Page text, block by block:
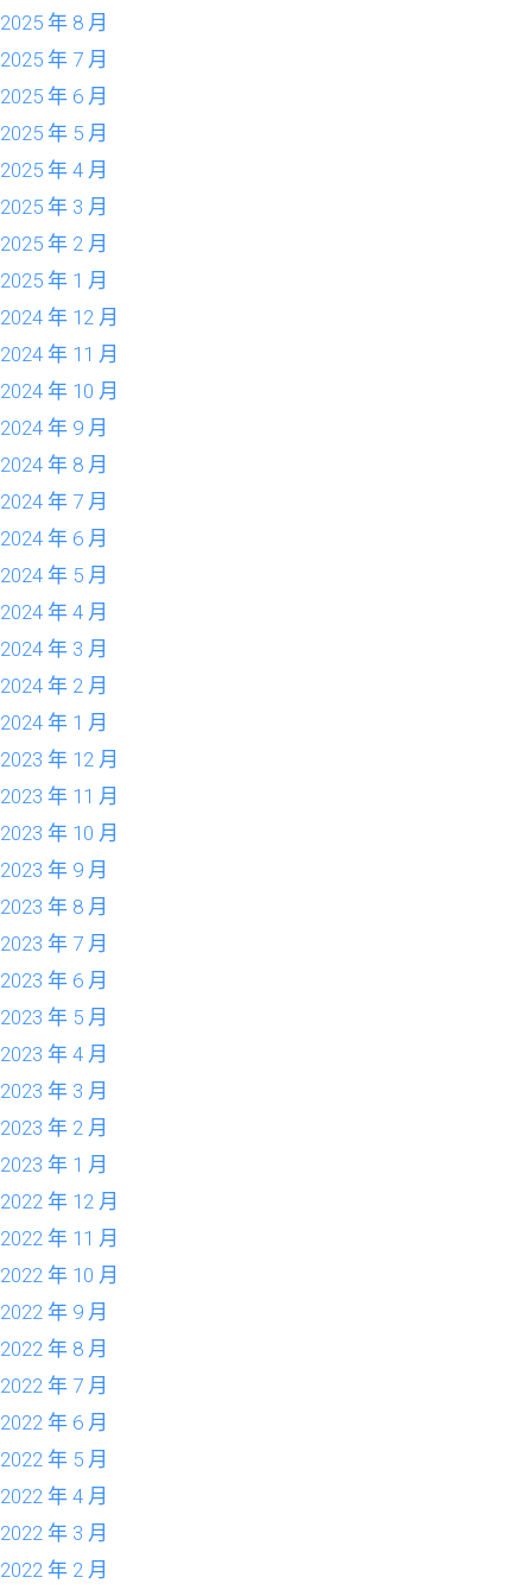
2025 年 8 月
2025 年 7 月
2025 年 6 月
2025 年 5 月
2025 年 4 月
2025 年 3 月
2025 年 2 月
2025 年 1 月
2024 年 12 月
2024 年 11 月
2024 年 10 月
2024 年 9 月
2024 年 8 月
2024 年 7 月
2024 年 6 月
2024 年 5 月
2024 年 4 月
2024 年 3 月
2024 年 2 月
2024 年 1 月
2023 年 12 月
2023 年 11 月
2023 年 10 月
2023 年 9 月
2023 年 8 月
2023 年 7 月
2023 年 6 月
2023 年 5 月
2023 年 4 月
2023 年 3 月
2023 年 2 月
2023 年 1 月
2022 年 12 月
2022 年 11 月
2022 年 10 月
2022 年 9 月
2022 年 8 月
2022 年 7 月
2022 年 6 月
2022 年 5 月
2022 年 4 月
2022 年 3 月
2022 年 2 月